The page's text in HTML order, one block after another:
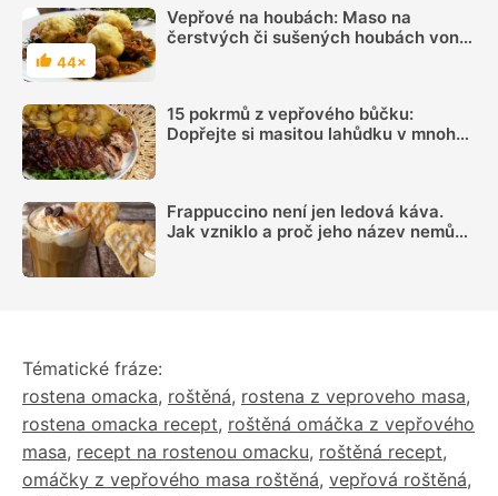
Hodnocení
44×
Vepřové na houbách: Maso na
čerstvých či sušených houbách voní
15 pokrmů z vepřového bůčku:
Dopřejte si masitou lahůdku v mnoha
Frappuccino není jen ledová káva.
Jak vzniklo a proč jeho název nemůže
Tématické fráze:
rostena omacka, roštěná, rostena z veproveho masa,
rostena omacka recept, roštěná omáčka z vepřového
masa, recept na rostenou omacku, roštěná recept,
omáčky z vepřového masa roštěná, vepřová roštěná,